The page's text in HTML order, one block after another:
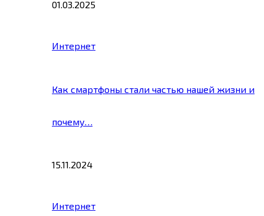
01.03.2025
Интернет
Как смартфоны стали частью нашей жизни и
почему…
15.11.2024
Интернет